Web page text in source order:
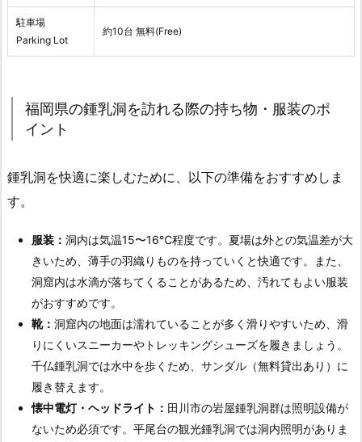
駐車場
Parking Lot
約10台 無料(Free)
福岡県の鍾乳洞を訪れる際の持ち物・服装のポ
イント
鍾乳洞を快適に楽しむために、以下の準備をおすすめしま
す。
服装： 洞内は気温15〜16℃程度です。夏場は外との気温差が大
きいため、薄手の羽織りものを持っていくと快適です。また、
洞窟内は水滴が落ちてくることがあるため、汚れてもよい服装
がおすすめです。
靴： 洞窟内の地面は濡れていることが多く滑りやすいため、滑
りにくいスニーカーやトレッキングシューズを履きましょう。
千仏鍾乳洞では水中を歩くため、サンダル（無料貸出あり）に
履き替えます。
懐中電灯・ヘッドライト： 田川市の岩屋鍾乳洞群は照明設備が
ないため必須です。平尾台の観光鍾乳洞では洞内照明がありま